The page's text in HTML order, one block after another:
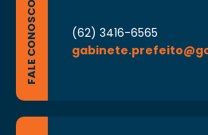
FALE CONOSCO
(62) 3416-6565